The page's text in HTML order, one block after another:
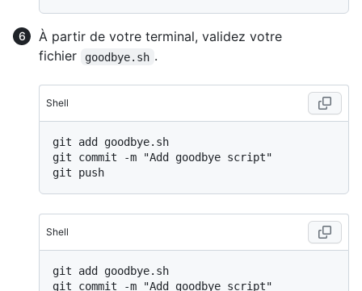
À partir de votre terminal, validez votre
fichier
goodbye.sh .
Shell
git add goodbye.sh
git commit -m "Add goodbye script"
Shell
git add goodbye.sh
git commit -m "Add goodbye script"